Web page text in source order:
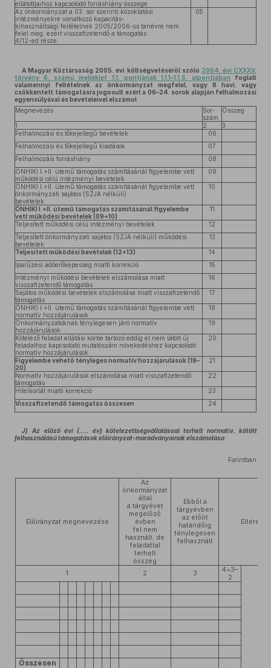
ellátottjaihoz kapcsolódó forráshiány összege
Az önkormányzat a 03. sor szerinti közoktatási
intézményekre vonatkozó kapacitás-
kihasználtsági feltételnek 2005/2006-os tanévre nem
felel meg, ezért visszafizetendő a támogatás
4/12-ed része
05
A Magyar Köztársaság 2005. évi költségvetéséről szóló 2004. évi CXXXV.
törvény 6. számú melléklet 1.1. pontjának 1.1.1–1.1.5. alpontjában foglalt
valamennyi feltételnek az önkormányzat megfelel, vagy 8 havi, vagy
csökkentett támogatásra jogosult ezért a 06–24. sorok alapján felhalmozási
egyensúlyával és bevételeivel elszámol
Megnevezés
Sor-
szám
Összeg
1 2
3
Felhalmozási és tőkejellegű bevételek
06
Felhalmozási és tőkejellegű kiadások
07
Felhalmozási forráshiány
08
ÖNHIKI I.+II. ütemű támogatás számításánál figyelembe vett
működési célú intézményi bevételek
09
ÖNHIKI I.+II. ütemű támogatás számításánál figyelembe vett
önkormányzati sajátos (SZJA nélküli)
bevételek
10
ÖNHIKI I.+II. ütemű támogatás számításánál figyelembe
vett működési bevételek (09+10)
11
Teljesített működési célú intézményi bevételek
12
Teljesített önkormányzati sajátos (SZJA nélküli) működési
bevételek
13
Teljesített működési bevételek (12+13)
14
Iparűzési adóerőképesség miatti korrekció
15
Intézményi működési bevételek elszámolása miatt
visszafizetendő támogatás
16
Sajátos működési bevételek elszámolása miatt visszafizetendő
támogatás
17
ÖNHIKI I.+II. ütemű támogatás számításánál figyelembe vett
normatív hozzájárulások
18
Önkormányzatoknak ténylegesen járó normatív
hozzájárulások
19
Kötelező feladat ellátási körbe tartozó eddig el nem látott új
feladathoz kapcsolódó mutatószám növekedéshez kapcsolódó
normatív hozzájárulások
20
Figyelembe vehető tényleges normatív hozzájárulások (19–
20)
21
Normatív hozzájárulások elszámolása miatt visszafizetendő
támogatás
22
Hitelkorlát miatti korrekció
23
Visszafizetendő támogatás összesen
24
J)
Az előző évi (..... év) kötelezettségvállalással terhelt normatív, kötött
felhasználású támogatások előirányzat-maradványainak elszámolása
Forintban
Előirányzat megnevezése
Az
önkormányzat
által
a tárgyévet
megelőző
évben
fel nem
használt, de
feladattal
terhelt
összeg
Ebből a
tárgyévben
az előírt
határidőig
ténylegesen
felhasznált
Eltérés
1 2 3
4=3–
2
Összesen